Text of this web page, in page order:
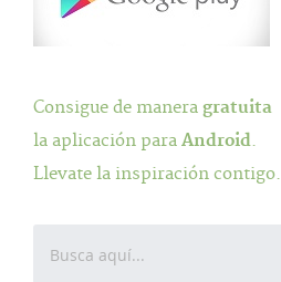
Consigue de manera gratuita
la aplicación para Android.
Llevate la inspiración contigo.